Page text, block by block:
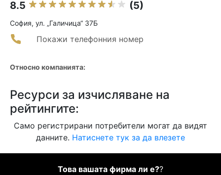
8.5 (5)
София, ул. „Галичица“ 37Б
Покажи телефонния номер
Относно компанията:
Ресурси за изчисляване на
рейтингите:
Само регистрирани потребители могат да видят
данните. Натиснете тук за да влезете
Това вашата фирма ли е??